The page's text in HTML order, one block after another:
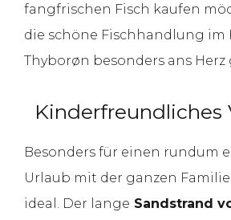
fangfrischen Fisch kaufen
die schöne Fischhandlung im
Thyborøn besonders ans Herz
Kinderfreundliches
Besonders für einen rundum
Urlaub mit der ganzen
ideal. Der lange Sandstrand